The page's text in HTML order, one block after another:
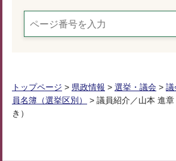
トップページ > 県政情報 > 選挙・議会 > 議
員名簿（選挙区別）
> 議員紹介／山本 進
き）